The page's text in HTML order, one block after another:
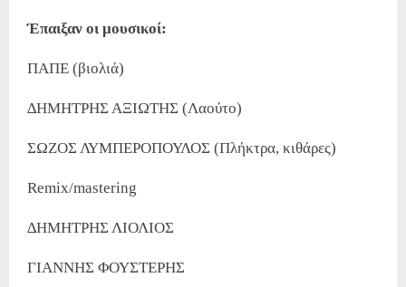
Έπαιξαν οι μουσικοί:
ΠΑΠΕ (βιολιά)
∆ΗΜΗΤΡΗΣ ΑΞΙΩΤΗΣ (Λαούτο)
ΣΩΖΟΣ ΛΥΜΠΕΡΟΠΟΥΛΟΣ (Πλήκτρα, κιθάρες)
Remix/mastering
∆ΗΜΗΤΡΗΣ ΛΙΟΛΙΟΣ
ΓΙΑΝΝΗΣ ΦΟΥΣΤΕΡΗΣ